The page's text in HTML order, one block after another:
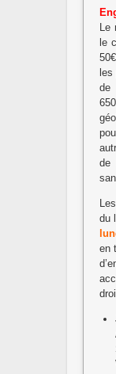
Le
le
de
de
du
en